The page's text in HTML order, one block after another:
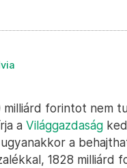
milliárd forintot nem
a Világgazdaság
a
1828 milliárd